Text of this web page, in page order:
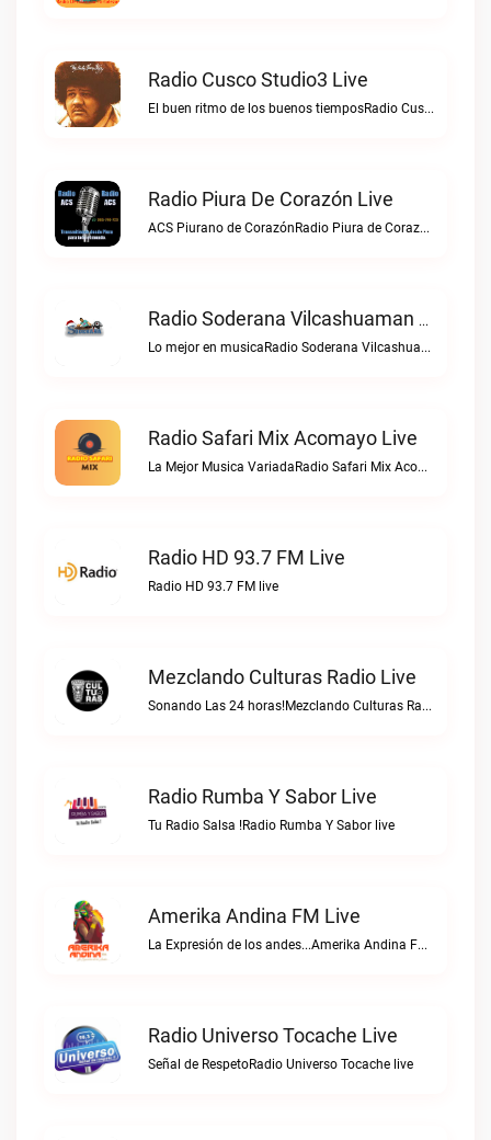
Radio Cusco Studio3 Live
El buen ritmo de los buenos tiemposRadio Cusco Studio3 live
Radio Piura De Corazón Live
ACS Piurano de CorazónRadio Piura de Corazón live
Radio Soderana Vilcashuaman Live
Lo mejor en musicaRadio Soderana Vilcashuaman live
Radio Safari Mix Acomayo Live
La Mejor Musica VariadaRadio Safari Mix Acomayo live
Radio HD 93.7 FM Live
Radio HD 93.7 FM live
Mezclando Culturas Radio Live
Sonando Las 24 horas!Mezclando Culturas Radio live
Radio Rumba Y Sabor Live
Tu Radio Salsa !Radio Rumba Y Sabor live
Amerika Andina FM Live
La Expresión de los andes...Amerika Andina FM live
Radio Universo Tocache Live
Señal de RespetoRadio Universo Tocache live